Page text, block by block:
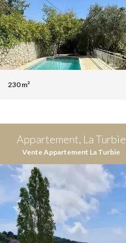
230 m²
Appartement, La Turbie
Vente Appartement La Turbie